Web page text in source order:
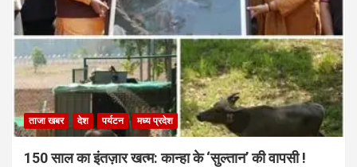
ताजा खबर देश पर्यटन मध्य प्रदेश
150 साल का इंतज़ार खत्म: कान्हा के ‘सुल्तान’ की वापसी !